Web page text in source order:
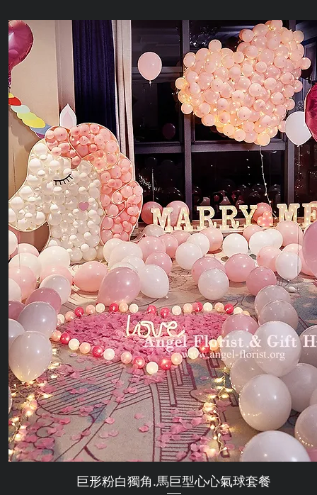
巨形粉白獨角.馬巨型心心氣球套餐